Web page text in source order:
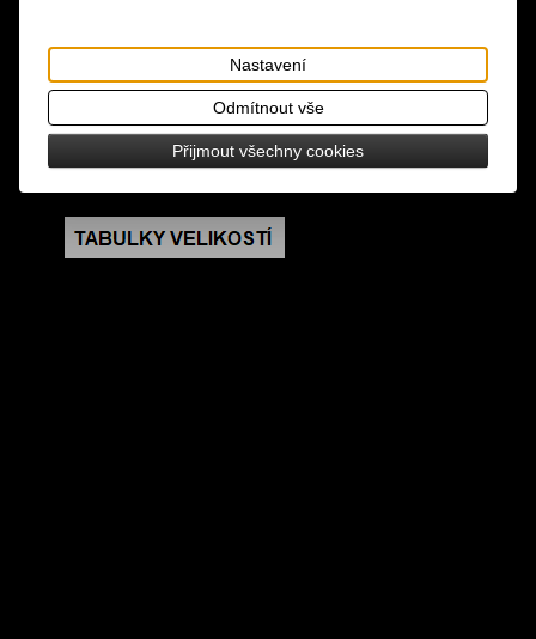
stylové plechové krabičce, z bezpečnostních
důvodů dodáváno bez benzínu
rozměry: výška 5,5 cm, šířka 3,5 cm, hloubka 1 cm
Nastavení
Odmítnout vše
Přijmout všechny cookies